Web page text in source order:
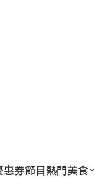
惠券節目熱門美食